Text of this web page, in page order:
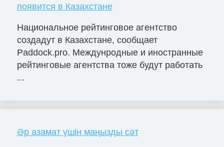
появится в Казахстане
Национальное рейтинговое агентство
создадут в Казахстане, сообщает
Paddock.pro. Междунродные и иностранные
рейтинговые агентства тоже будут работать
...
Әр азамат үшін маңызды сәт